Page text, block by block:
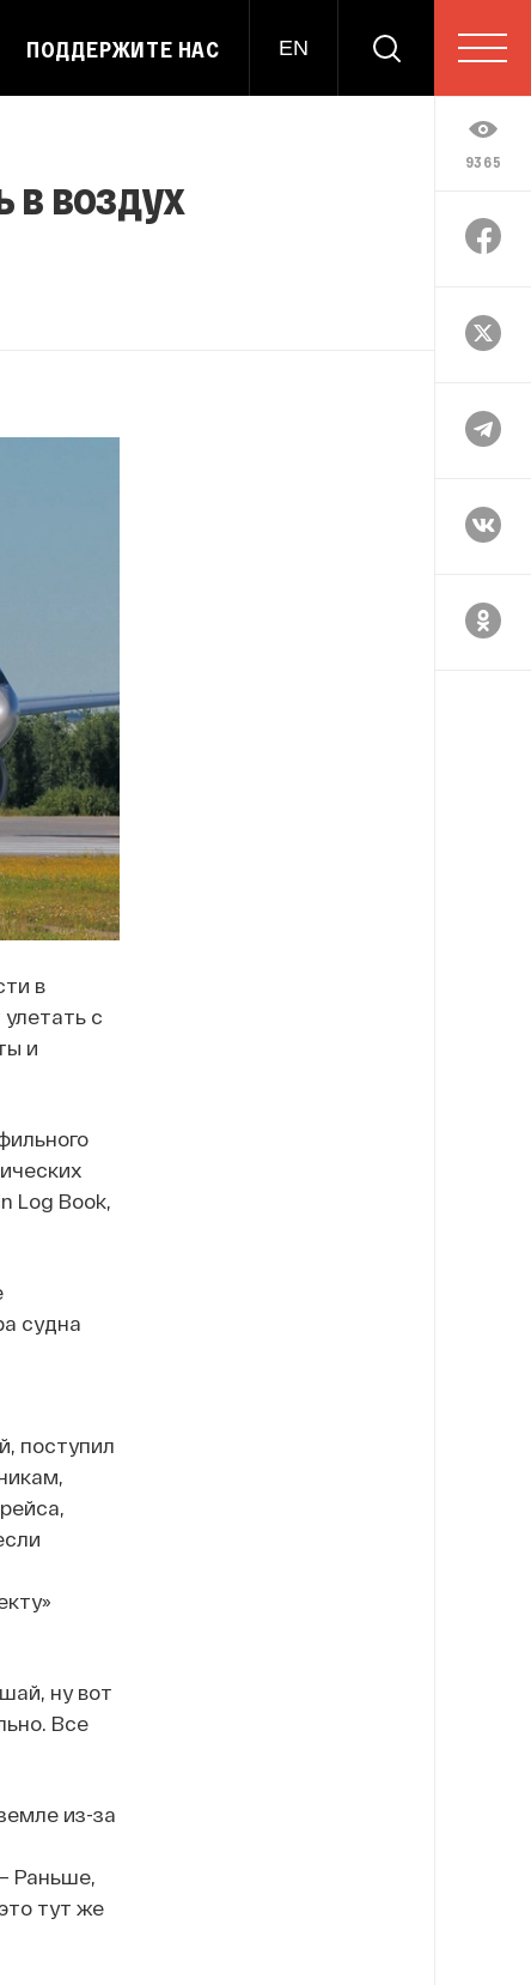
ПОДДЕРЖИТЕ НАС EN
9365
в воздух
в
с
и
Log Book,
судна
поступил
ну вот
Все
из-за
Раньше,
тут же